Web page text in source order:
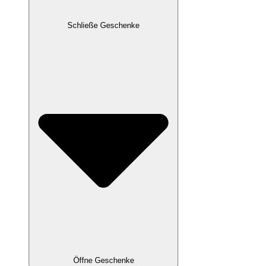
Schließe Geschenke
Öffne Geschenke